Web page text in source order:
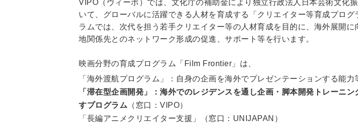
VIPO（ヴィーポ）では、文化庁の補助金により独立行政法人日本芸術文化
いて、グローバルに活躍できる人材を育成する「クリエイター等育成プロ
ラムでは、次代を担う若手クリエイター等の人材育成を目的に、海外展開
地関係先とのネットワーク形成の促進、サポート等を行います。
映画分野の育成プログラム「Film Frontier」は、
「海外渡航プログラム」：自身の企画を海外でプレゼンテーションする能
「滞在型企画開発」：海外でのレジデンスを通し企画・脚本開発トレーニ
すプログラム （窓口：VIPO）
「長編アニメクリエイター支援」（窓口：UNIJAPAN）